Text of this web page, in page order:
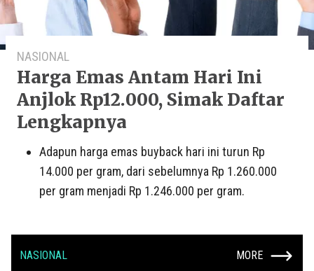
NASIONAL
Harga Emas Antam Hari Ini
Anjlok Rp12.000, Simak Daftar
Lengkapnya
Adapun harga emas buyback hari ini turun Rp
14.000 per gram, dari sebelumnya Rp 1.260.000
per gram menjadi Rp 1.246.000 per gram.
NASIONAL MORE